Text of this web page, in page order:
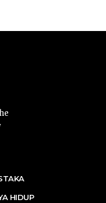
HIDUP